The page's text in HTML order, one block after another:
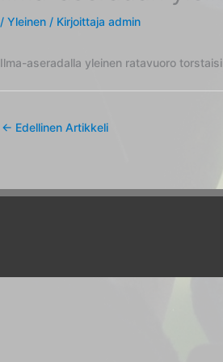
/ Yleinen / Kirjoittaja admin
Ilma-aseradalla yleinen ratavuoro
← Edellinen Artikkeli